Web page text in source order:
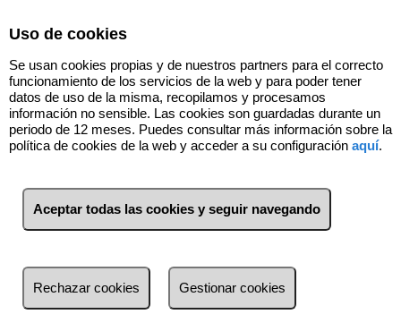
Volver
Uso de cookies
Se usan cookies propias y de nuestros partners para el correcto
funcionamiento de los servicios de la web y para poder tener
datos de uso de la misma, recopilamos y procesamos
información no sensible. Las cookies son guardadas durante un
periodo de 12 meses. Puedes consultar más información sobre la
política de cookies de la web y acceder a su configuración aquí.
Aceptar todas las cookies y seguir navegando
Rechazar cookies Gestionar cookies